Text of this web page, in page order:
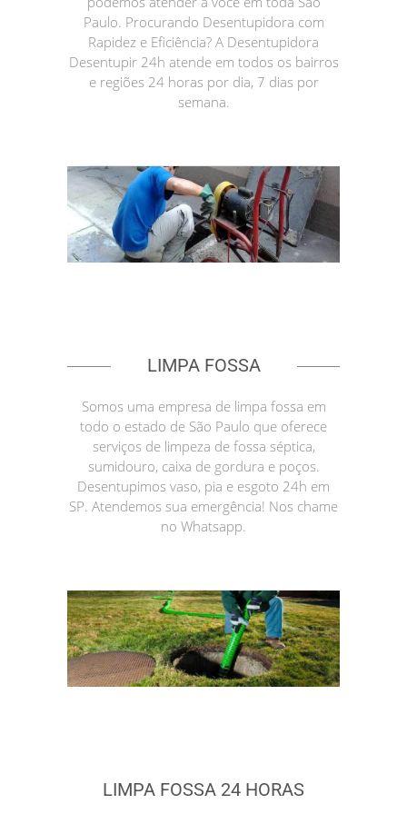
Paulo. Procurando Desentupidora com
Rapidez e Eficiência? A Desentupidora
Desentupir 24h atende em todos os bairros
e regiões 24 horas por dia, 7 dias por
semana.
LIMPA FOSSA
Somos uma empresa de limpa fossa em
todo o estado de São Paulo que oferece
serviços de limpeza de fossa séptica,
sumidouro, caixa de gordura e poços.
Desentupimos vaso, pia e esgoto 24h em
SP. Atendemos sua emergência! Nos chame
no Whatsapp.
LIMPA FOSSA 24 HORAS